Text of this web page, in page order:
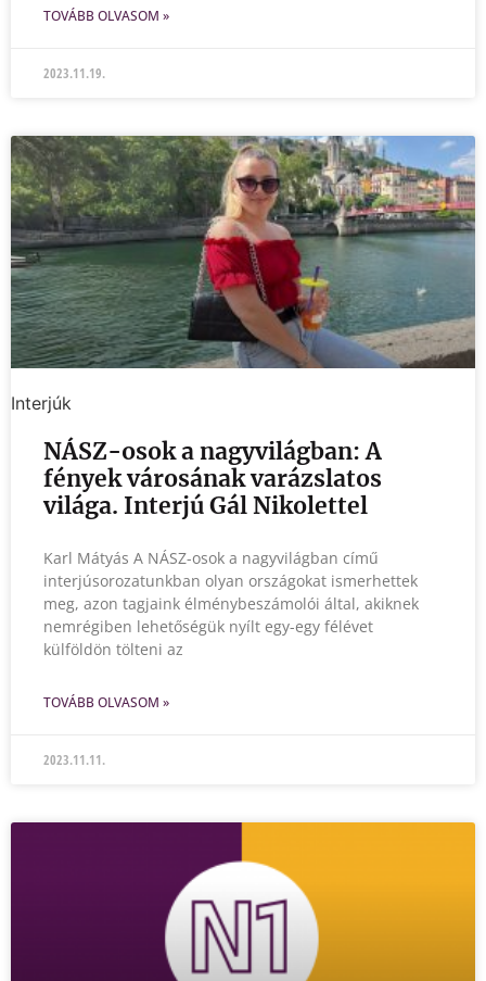
TOVÁBB OLVASOM »
2023.11.19.
Interjúk
NÁSZ-osok a nagyvilágban: A
fények városának varázslatos
világa. Interjú Gál Nikolettel
Karl Mátyás A NÁSZ-osok a nagyvilágban című
interjúsorozatunkban olyan országokat ismerhettek
meg, azon tagjaink élménybeszámolói által, akiknek
nemrégiben lehetőségük nyílt egy-egy félévet
külföldön tölteni az
TOVÁBB OLVASOM »
2023.11.11.